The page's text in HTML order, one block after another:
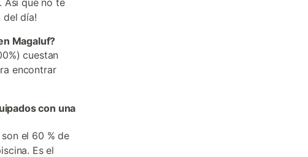
Así que no te
del día!
Magaluf?
cuestan
encontrar
con una
el 60 % de
Es el